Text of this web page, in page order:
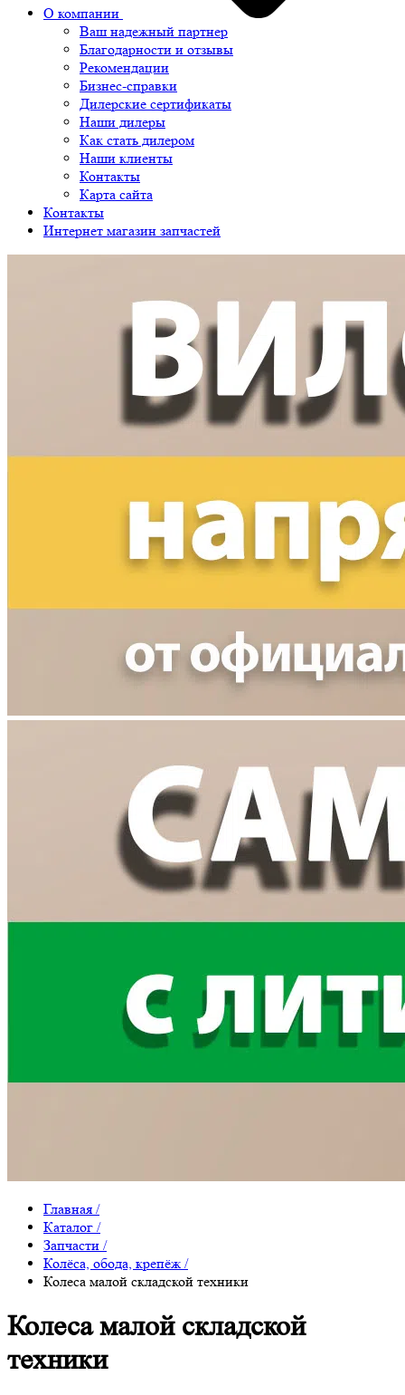
О компании
Ваш надежный партнер
Благодарности и отзывы
Рекомендации
Бизнес-справки
Дилерские сертификаты
Наши дилеры
Как стать дилером
Наши клиенты
Контакты
Карта сайта
Контакты
Интернет магазин запчастей
Главная /
Каталог /
Запчасти /
Колёса, обода, крепёж /
Колеса малой складской техники
Колеса малой складской
техники